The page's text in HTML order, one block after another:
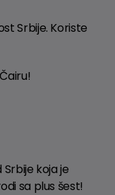
Srbije. Koriste
koja je
sa plus šest!